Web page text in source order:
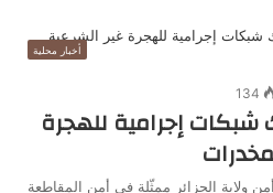
أخبار محلية
134
إجرامية للهجرة
ولاية الجزائر ممثّلة في أمن المقاطعة